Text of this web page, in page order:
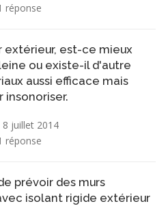
réponse
extérieur, est-ce mieux
ou existe-il d'autre
aussi efficace mais
insonoriser.
8 juillet 2014
réponse
prévoir des murs
isolant rigide extérieur